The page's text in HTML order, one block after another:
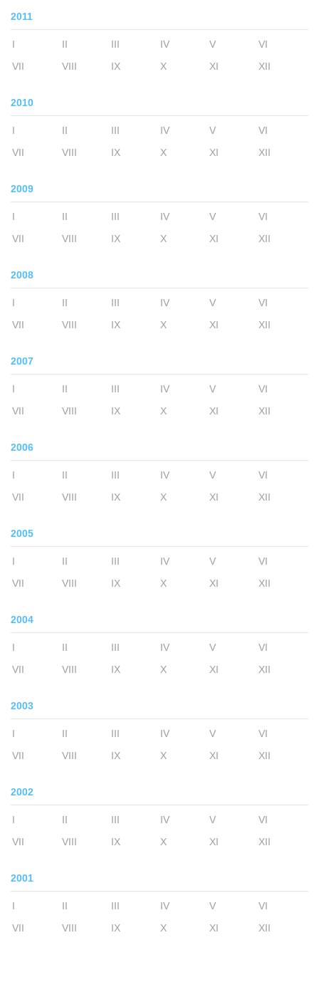
2011
I II III IV V
VI
VII
VIII IX X XI XII
2010
I II III IV V
VI
VII
VIII IX X XI XII
2009
I II III IV V
VI
VII
VIII IX X XI XII
2008
I II III IV V
VI
VII
VIII IX X XI XII
2007
I II III IV V
VI
VII
VIII IX X XI XII
2006
I II III IV V
VI
VII
VIII IX X XI XII
2005
I II III IV V
VI
VII
VIII IX X XI XII
2004
I II III IV V
VI
VII
VIII IX X XI XII
2003
I II III IV V
VI
VII
VIII IX X XI XII
2002
I II III IV V
VI
VII
VIII IX X XI XII
2001
I II III IV V
VI
VII
VIII IX X XI XII